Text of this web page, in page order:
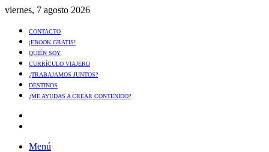
viernes, 7 agosto 2026
CONTACTO
¡EBOOK GRATIS!
QUIÉN SOY
CURRÍCULO VIAJERO
¿TRABAJAMOS JUNTOS?
DESTINOS
¿ME AYUDAS A CREAR CONTENIDO?
Menú